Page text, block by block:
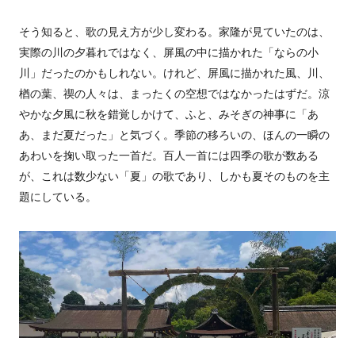
そう知ると、歌の見え方が少し変わる。家隆が見ていたのは、
実際の川の夕暮れではなく、屏風の中に描かれた「ならの小
川」だったのかもしれない。けれど、屏風に描かれた風、川、
楢の葉、禊の人々は、まったくの空想ではなかったはずだ。涼
やかな夕風に秋を錯覚しかけて、ふと、みそぎの神事に「あ
あ、まだ夏だった」と気づく。季節の移ろいの、ほんの一瞬の
あわいを掬い取った一首だ。百人一首には四季の歌が数ある
が、これは数少ない「夏」の歌であり、しかも夏そのものを主
題にしている。